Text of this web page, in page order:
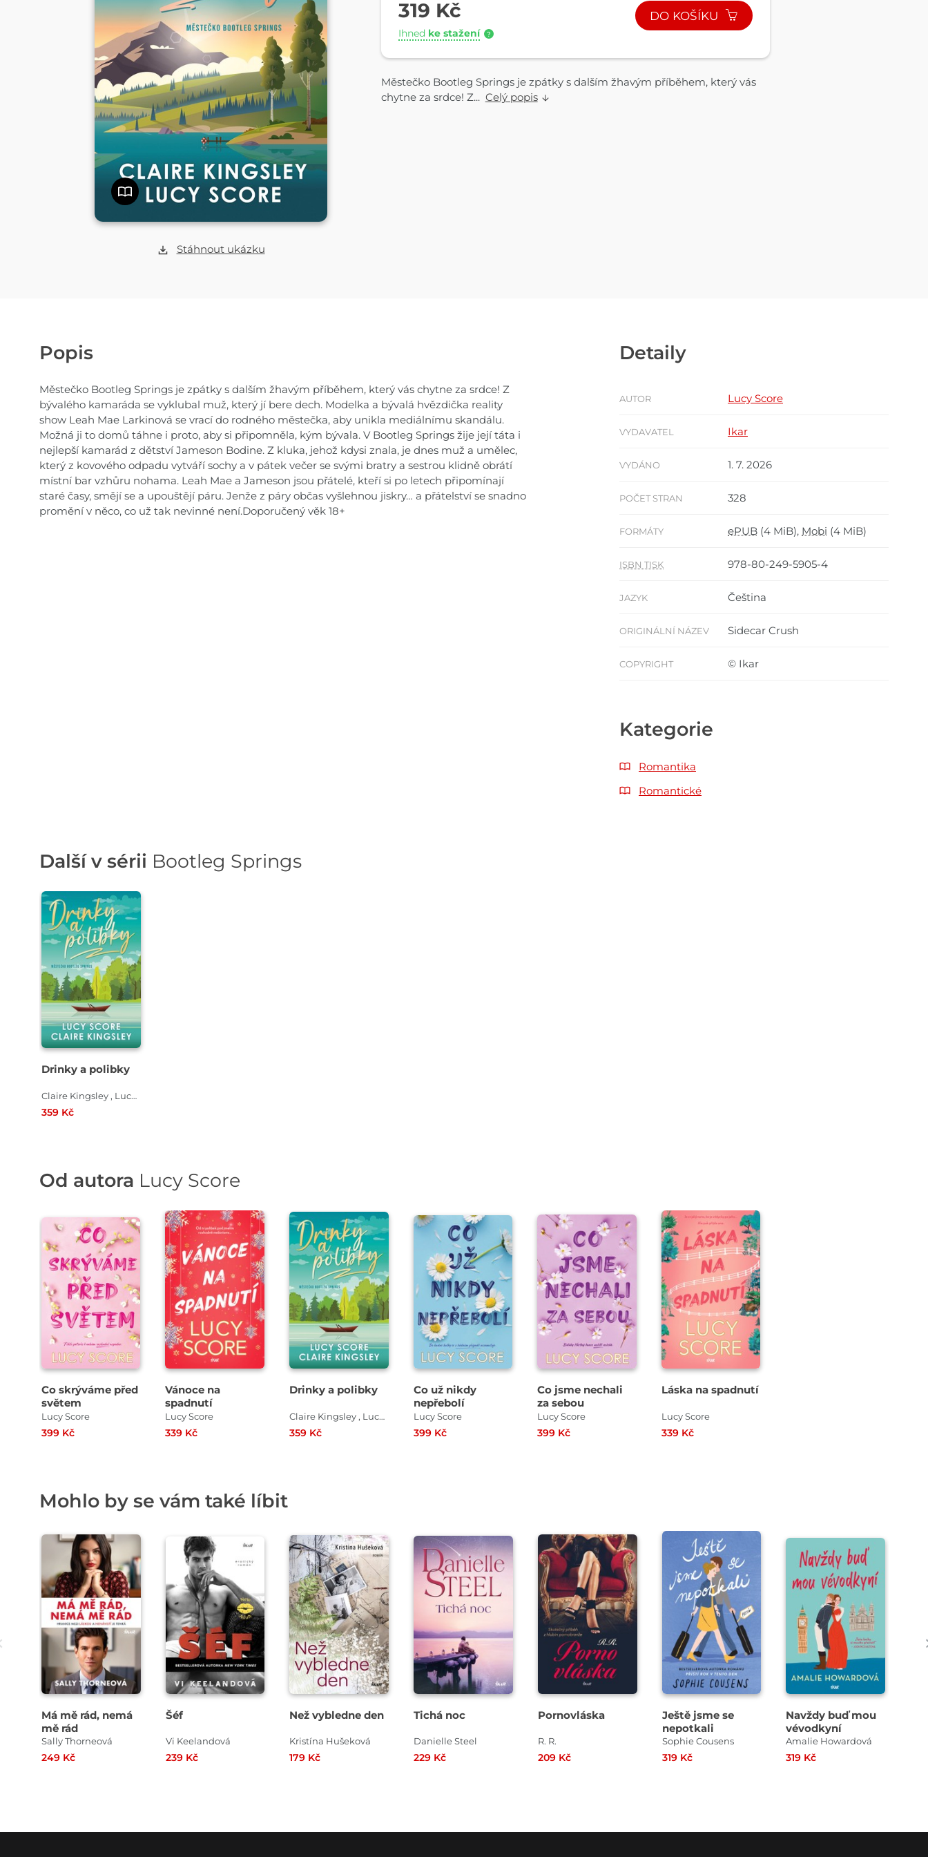
Stáhnout ukázku
319 Kč
Ihned ke stažení ?
DO KOŠÍKU
Městečko Bootleg Springs je zpátky s dalším žhavým příběhem, který vás
chytne za srdce! Z... Celý popis
Popis
Městečko Bootleg Springs je zpátky s dalším žhavým příběhem, který vás chytne za srdce! Z
bývalého kamaráda se vyklubal muž, který jí bere dech. Modelka a bývalá hvězdička reality
show Leah Mae Larkinová se vrací do rodného městečka, aby unikla mediálnímu skandálu.
Možná ji to domů táhne i proto, aby si připomněla, kým bývala. V Bootleg Springs žije její táta i
nejlepší kamarád z dětství Jameson Bodine. Z kluka, jehož kdysi znala, je dnes muž a umělec,
který z kovového odpadu vytváří sochy a v pátek večer se svými bratry a sestrou klidně obrátí
místní bar vzhůru nohama. Leah Mae a Jameson jsou přátelé, kteří si po letech připomínají
staré časy, smějí se a upouštějí páru. Jenže z páry občas vyšlehnou jiskry… a přátelství se snadno
promění v něco, co už tak nevinné není.Doporučený věk 18+
Detaily
AUTOR Lucy Score
VYDAVATEL Ikar
VYDÁNO 1. 7. 2026
POČET STRAN 328
FORMÁTY ePUB (4 MiB), Mobi (4 MiB)
ISBN TISK 978-80-249-5905-4
JAZYK Čeština
ORIGINÁLNÍ NÁZEV Sidecar Crush
COPYRIGHT © Ikar
Kategorie
Romantika
Romantické
Další v sérii Bootleg Springs
Drinky a polibky
Claire Kingsley , Lucy Score
359 Kč
Od autora Lucy Score
Co skrýváme před
světem
Lucy Score
399 Kč
Vánoce na
spadnutí
Lucy Score
339 Kč
Drinky a polibky
Claire Kingsley , Lucy Score
359 Kč
Co už nikdy
nepřebolí
Lucy Score
399 Kč
Co jsme nechali
za sebou
Lucy Score
399 Kč
Láska na spadnutí
Lucy Score
339 Kč
Mohlo by se vám také líbit
Má mě rád, nemá
mě rád
Sally Thorneová
249 Kč
Šéf
Vi Keelandová
239 Kč
Než vybledne den
Kristína Hušeková
179 Kč
Tichá noc
Danielle Steel
229 Kč
Pornovláska
R. R.
209 Kč
Ještě jsme se
nepotkali
Sophie Cousens
319 Kč
Navždy buď mou
vévodkyní
Amalie Howardová
319 Kč